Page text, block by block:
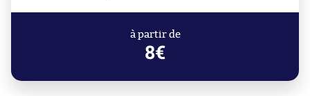
à partir de
8€